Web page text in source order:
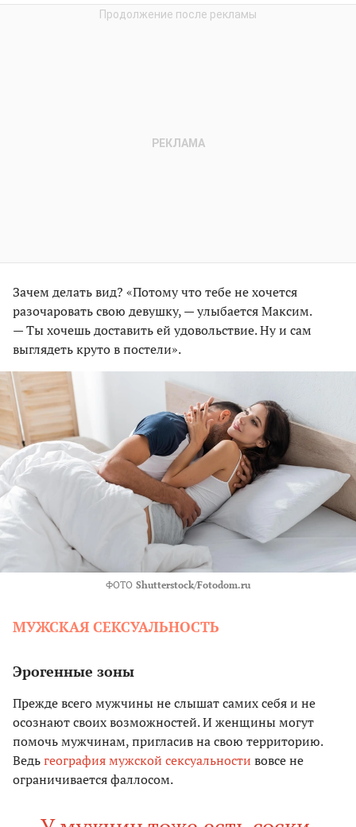
Зачем делать вид? «Потому что тебе не хочется
разочаровать свою девушку, — улыбается Максим.
— Ты хочешь доставить ей удовольствие. Ну и сам
выглядеть круто в постели».
ФОТО Shutterstock/Fotodom.ru
МУЖСКАЯ СЕКСУАЛЬНОСТЬ
Эрогенные зоны
Прежде всего мужчины не слышат самих себя и не
осознают своих возможностей. И женщины могут
помочь мужчинам, пригласив на свою территорию.
Ведьгеография мужской сексуальности вовсе не
ограничивается фаллосом.